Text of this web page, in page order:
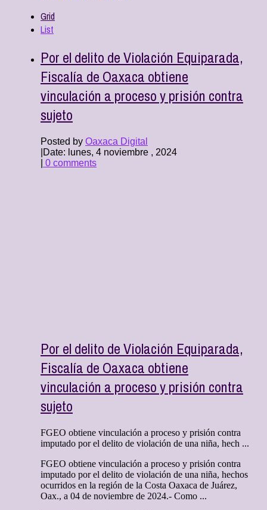
Grid
List
Por el delito de Violación Equiparada,
Fiscalía de Oaxaca obtiene
vinculación a proceso y prisión contra
sujeto
Posted by Oaxaca Digital
Date: lunes, 4 noviembre , 2024
0 comments
Por el delito de Violación Equiparada,
Fiscalía de Oaxaca obtiene
vinculación a proceso y prisión contra
sujeto
FGEO obtiene vinculación a proceso y prisión contra
imputado por el delito de violación de una niña, hech ...
FGEO obtiene vinculación a proceso y prisión contra
imputado por el delito de violación de una niña, hechos
ocurridos en la región de la Costa Oaxaca de Juárez,
Oax., a 04 de noviembre de 2024.- Como ...